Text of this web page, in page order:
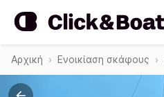
Αρχική Ενοικίαση σκάφους